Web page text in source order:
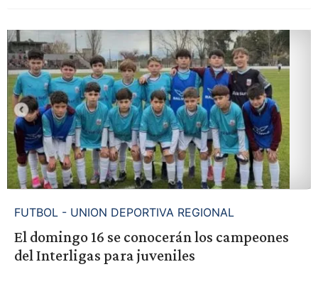
FUTBOL - UNION DEPORTIVA REGIONAL
El domingo 16 se conocerán los campeones
del Interligas para juveniles